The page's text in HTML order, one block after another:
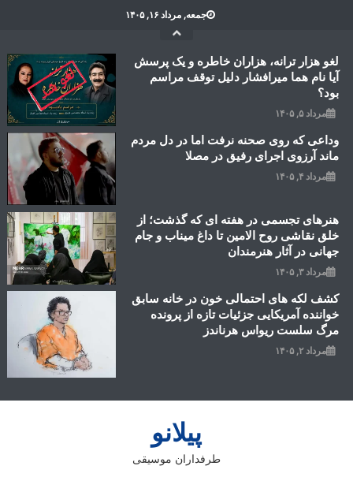
جمعه, مرداد ۱۶, ۱۴۰۵
لغو هزار ترانه، هزاران خاطره و یک پرسش
آیا نام هما میرافشار دلیل توقف مراسم
بود؟
مرداد ۵, ۱۴۰۵
وداعی که روی صحنه نرفت اما در دل مردم
ماند آرزوی اجرای رفیق در مصلا
مرداد ۴, ۱۴۰۵
هنرهای تجسمی در هفته ای که گذشت؛ از
خلق نقاشی روح الامین تا داغ میناب و جام
جهانی در آثار هنرمندان
مرداد ۳, ۱۴۰۵
کشف لکه های احتمالی خون در خانه سابق
خواننده آمریکایی جزئیات تازه از پرونده
مرگ سلست ریواس هرناندز
مرداد ۲, ۱۴۰۵
پیلانو
طرفداران موسیقی